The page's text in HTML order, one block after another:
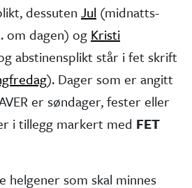
dessuten Jul (midnatts­
om dagen) og Kristi
abstinens­plikt står i fet skrift
). Dager som er angitt
er søndager, fester eller
i tillegg markert med FET
helgener som skal minnes